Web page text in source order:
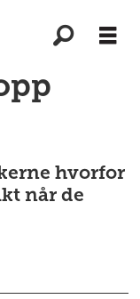
hvorfor
når de